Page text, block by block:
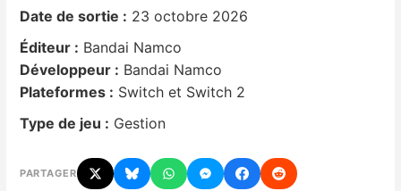
Rumeurs
Nintendo Direct
Tests de jeux
Date de sortie : 23 octobre 2026
Éditeur : Bandai Namco
Développeur : Bandai Namco
Plateformes : Switch et Switch 2
Type de jeu : Gestion
PARTAGER